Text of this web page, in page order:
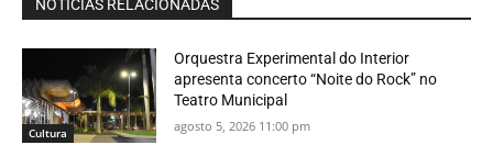
NOTÍCIAS RELACIONADAS
Cultura
Orquestra Experimental do Interior
apresenta concerto “Noite do Rock” no
Teatro Municipal
agosto 5, 2026 11:00 pm